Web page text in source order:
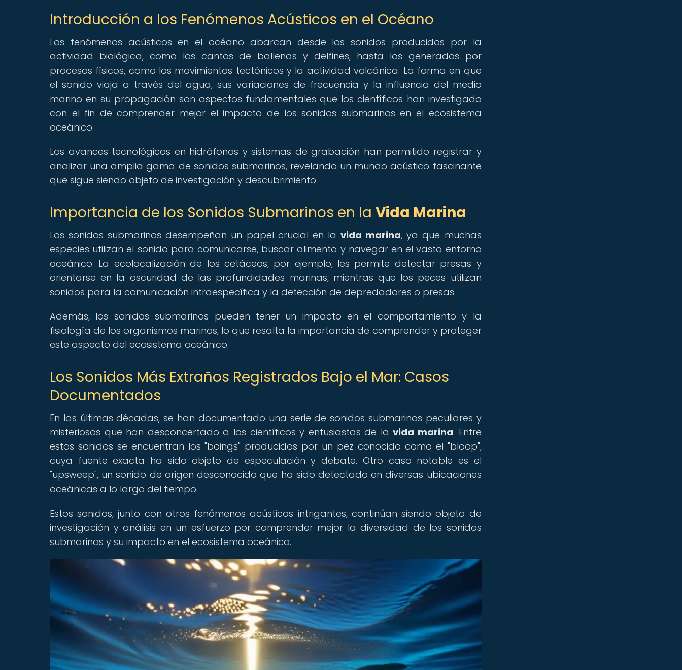
Introducción a los Fenómenos Acústicos en el Océano
Los fenómenos acústicos en el océano abarcan desde los sonidos producidos por la
actividad biológica, como los cantos de ballenas y delfines, hasta los generados por
procesos físicos, como los movimientos tectónicos y la actividad volcánica. La forma en que
el sonido viaja a través del agua, sus variaciones de frecuencia y la influencia del medio
marino en su propagación son aspectos fundamentales que los científicos han investigado
con el fin de comprender mejor el impacto de los sonidos submarinos en el ecosistema
oceánico.
Los avances tecnológicos en hidrófonos y sistemas de grabación han permitido registrar y
analizar una amplia gama de sonidos submarinos, revelando un mundo acústico fascinante
que sigue siendo objeto de investigación y descubrimiento.
Importancia de los Sonidos Submarinos en la Vida Marina
Los sonidos submarinos desempeñan un papel crucial en lavida marina, ya que muchas
especies utilizan el sonido para comunicarse, buscar alimento y navegar en el vasto entorno
oceánico. La ecolocalización de los cetáceos, por ejemplo, les permite detectar presas y
orientarse en la oscuridad de las profundidades marinas, mientras que los peces utilizan
sonidos para la comunicación intraespecífica y la detección de depredadores o presas.
Además, los sonidos submarinos pueden tener un impacto en el comportamiento y la
fisiología de los organismos marinos, lo que resalta la importancia de comprender y proteger
este aspecto del ecosistema oceánico.
Los Sonidos Más Extraños Registrados Bajo el Mar: Casos
Documentados
En las últimas décadas, se han documentado una serie de sonidos submarinos peculiares y
misteriosos que han desconcertado a los científicos y entusiastas de lavida marina. Entre
estos sonidos se encuentran los "boings" producidos por un pez conocido como el "bloop",
cuya fuente exacta ha sido objeto de especulación y debate. Otro caso notable es el
"upsweep", un sonido de origen desconocido que ha sido detectado en diversas ubicaciones
oceánicas a lo largo del tiempo.
Estos sonidos, junto con otros fenómenos acústicos intrigantes, continúan siendo objeto de
investigación y análisis en un esfuerzo por comprender mejor la diversidad de los sonidos
submarinos y su impacto en el ecosistema oceánico.